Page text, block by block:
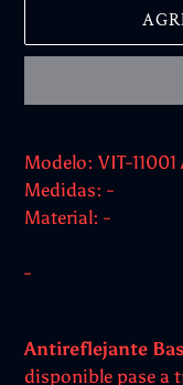
el
producto
a
Modelo: VIT-11001
Medidas: -
Material: -
-
Antireflejante
disponible pase a